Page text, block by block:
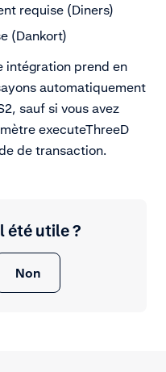
requise (Diners)
(Dankort)
intégration prend en
automatiquement
sauf si vous avez
executeThreeD
de transaction.
été utile ?
Non